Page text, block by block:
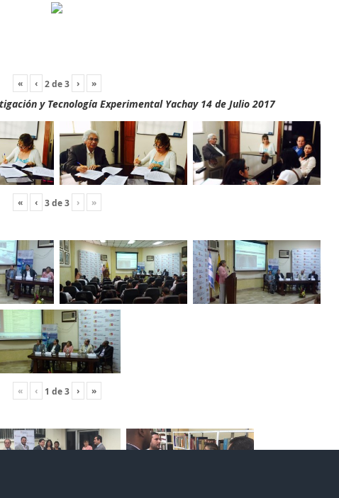
« ‹ 2de3 › »
y Tecnología Experimental Yachay 14 de Julio 2017
« ‹ 3de3 › »
« ‹ 1 de3 › »